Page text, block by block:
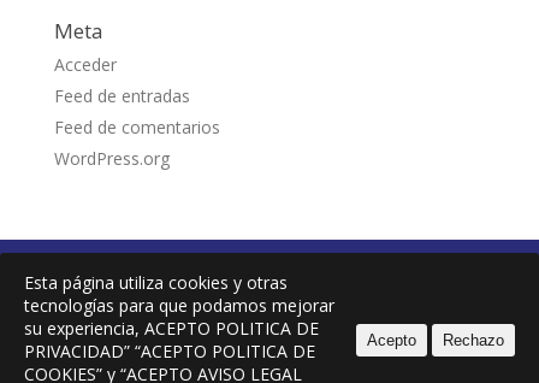
Meta
Acceder
Feed de entradas
Feed de comentarios
WordPress.org
Portal de Transparencia
Política de privacidad
Canal de Denuncias
ICODEMSA: C/ José Rodríguez Ramírez, 1 – Icod de los Vinos
Esta página utiliza cookies y otras
tecnologías para que podamos mejorar
su experiencia, ACEPTO POLITICA DE
PRIVACIDAD” “ACEPTO POLITICA DE
COOKIES” y “ACEPTO AVISO LEGAL
Acepto Rechazo